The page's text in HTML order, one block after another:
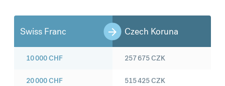
Swiss Franc Czech Koruna
10 000CHF
20 000CHF
257 675CZK
515 425CZK